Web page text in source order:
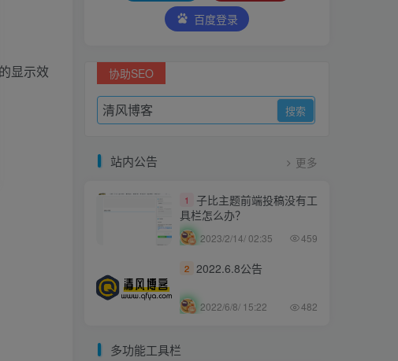
显示效
百度登录
协助SEO
站内公告 更多
1
子比主题前端投稿没有工
具栏怎么办？
2023/2/14/ 02:35 459
2 2022.6.8公告
2022/6/8/ 15:22 482
多功能工具栏